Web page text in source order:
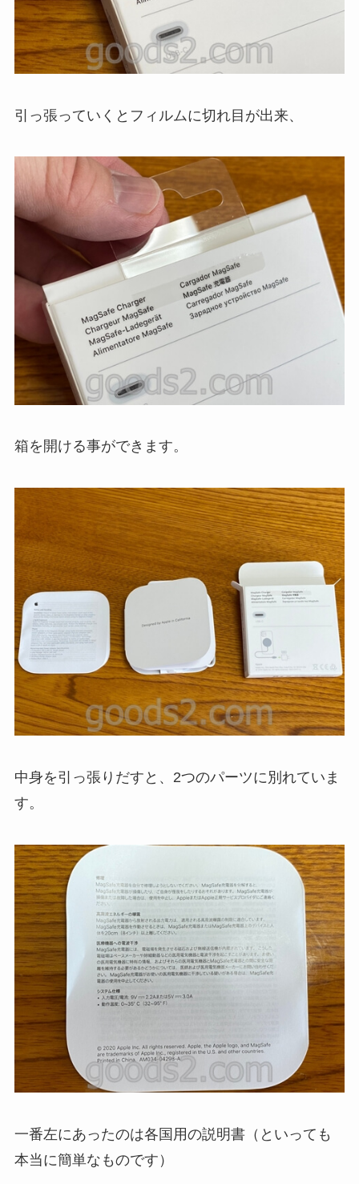
引っ張っていくとフィルムに切れ目が出来、
箱を開ける事ができます。
中身を引っ張りだすと、2つのパーツに別れていま
す。
一番左にあったのは各国用の説明書（といっても
本当に簡単なものです）